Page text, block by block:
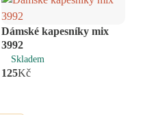
Dámské kapesníky mix
3992
Skladem
125Kč